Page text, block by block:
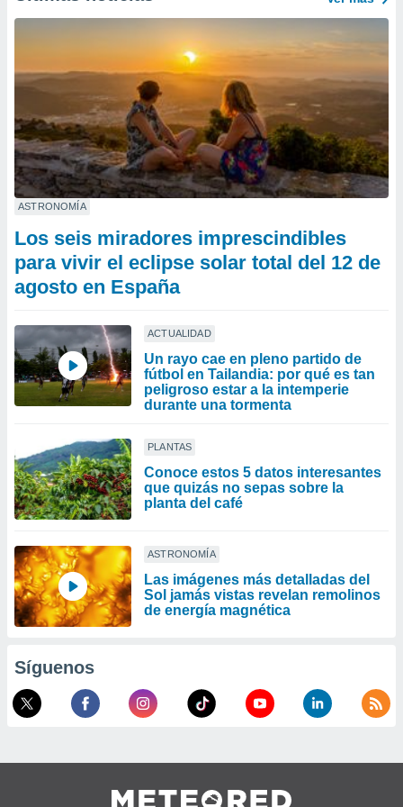
ASTRONOMÍA
Los seis miradores imprescindibles
para vivir el eclipse solar total del 12 de
agosto en España
ACTUALIDAD
Un rayo cae en pleno partido de
fútbol en Tailandia: por qué es tan
peligroso estar a la intemperie
durante una tormenta
PLANTAS
Conoce estos 5 datos interesantes
que quizás no sepas sobre la
planta del café
ASTRONOMÍA
Las imágenes más detalladas del
Sol jamás vistas revelan remolinos
de energía magnética
Síguenos